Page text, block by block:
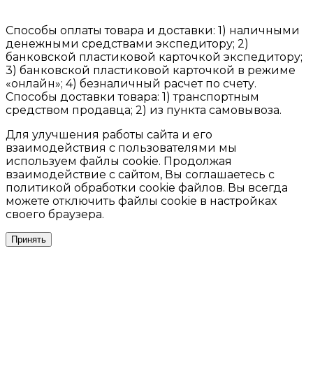
Способы оплаты товара и доставки: 1) наличными
денежными средствами экспедитору; 2)
банковской пластиковой карточкой экспедитору;
3) банковской пластиковой карточкой в режиме
«онлайн»; 4) безналичный расчет по счету.
Способы доставки товара: 1) транспортным
средством продавца; 2) из пункта самовывоза.
Для улучшения работы сайта и его
взаимодействия с пользователями мы
используем файлы cookie. Продолжая
взаимодействие с сайтом, Вы соглашаетесь с
политикой обработки cookie файлов. Вы всегда
можете отключить файлы cookie в настройках
своего браузера.
Принять